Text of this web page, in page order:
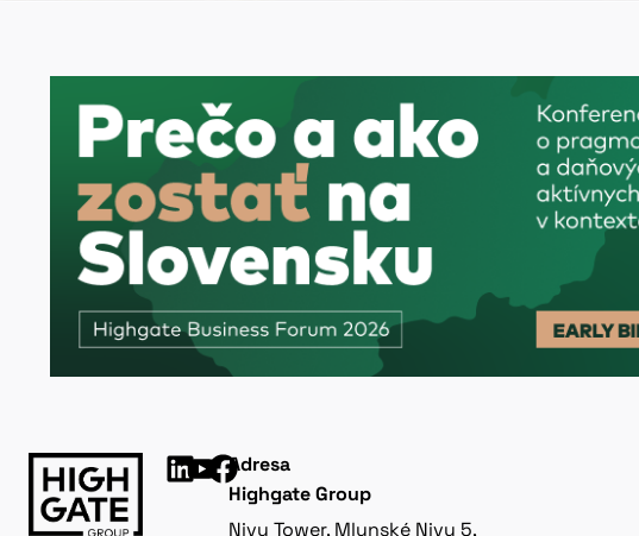
Adresa
Highgate Group
Nivy Tower, Mlynské Nivy 5,